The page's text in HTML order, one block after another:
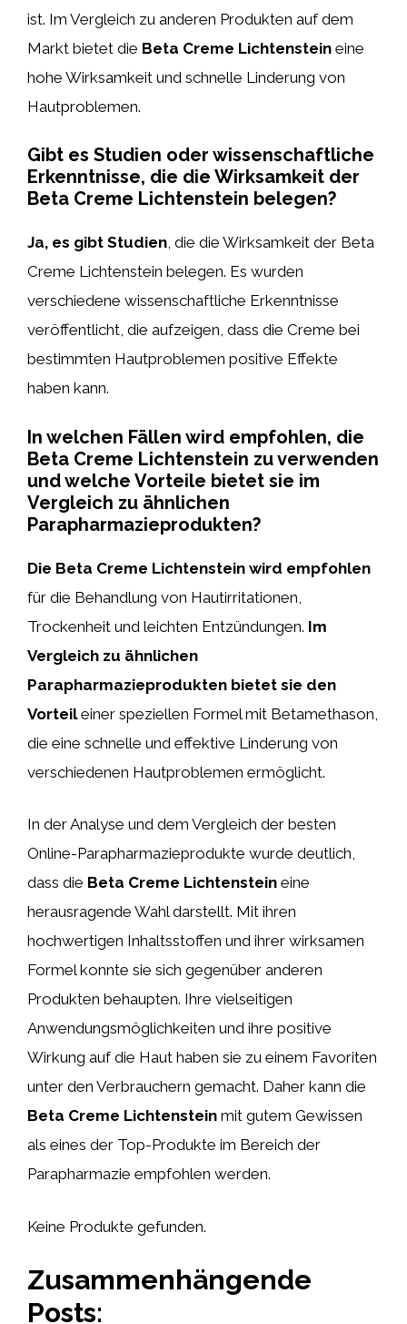
ist. Im Vergleich zu anderen Produkten auf dem
Markt bietet die Beta Creme Lichtenstein eine
hohe Wirksamkeit und schnelle Linderung von
Hautproblemen.
Gibt es Studien oder wissenschaftliche
Erkenntnisse, die die Wirksamkeit der
Beta Creme Lichtenstein belegen?
Ja, es gibt Studien, die die Wirksamkeit der Beta
Creme Lichtenstein belegen. Es wurden
verschiedene wissenschaftliche Erkenntnisse
veröffentlicht, die aufzeigen, dass die Creme bei
bestimmten Hautproblemen positive Effekte
haben kann.
In welchen Fällen wird empfohlen, die
Beta Creme Lichtenstein zu verwenden
und welche Vorteile bietet sie im
Vergleich zu ähnlichen
Parapharmazieprodukten?
Die Beta Creme Lichtenstein wird empfohlen
für die Behandlung von Hautirritationen,
Trockenheit und leichten Entzündungen. Im
Vergleich zu ähnlichen
Parapharmazieprodukten bietet sie den
Vorteileiner speziellen Formel mit Betamethason,
die eine schnelle und effektive Linderung von
verschiedenen Hautproblemen ermöglicht.
In der Analyse und dem Vergleich der besten
Online-Parapharmazieprodukte wurde deutlich,
dass die Beta Creme Lichtenstein eine
herausragende Wahl darstellt. Mit ihren
hochwertigen Inhaltsstoffen und ihrer wirksamen
Formel konnte sie sich gegenüber anderen
Produkten behaupten. Ihre vielseitigen
Anwendungsmöglichkeiten und ihre positive
Wirkung auf die Haut haben sie zu einem Favoriten
unter den Verbrauchern gemacht. Daher kann die
Beta Creme Lichtenstein mit gutem Gewissen
als eines der Top-Produkte im Bereich der
Parapharmazie empfohlen werden.
Keine Produkte gefunden.
Zusammenhängende
Posts: